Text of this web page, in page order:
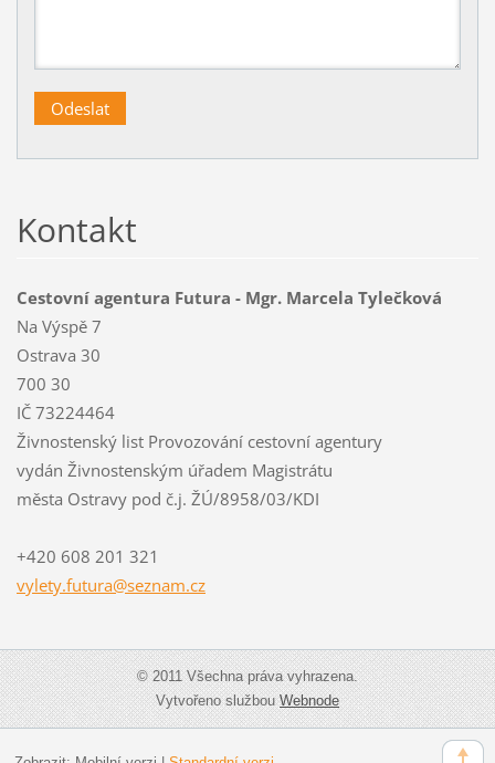
Kontakt
Cestovní agentura Futura - Mgr. Marcela Tylečková
Na Výspě 7
Ostrava 30
700 30
IČ 73224464
Živnostenský list Provozování cestovní agentury
vydán Živnostenským úřadem Magistrátu
města Ostravy pod č.j. ŽÚ/8958/03/KDI
+420 608 201 321
vylety.futura@seznam.cz
© 2011 Všechna práva vyhrazena.
Vytvořeno službouWebnode